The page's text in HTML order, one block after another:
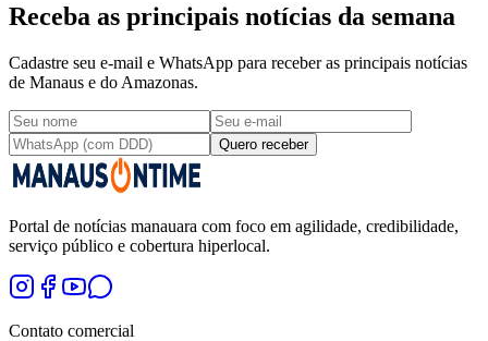
Receba as principais notícias da semana
Cadastre seu e-mail e WhatsApp para receber as principais notícias
de Manaus e do Amazonas.
Quero receber
Portal de notícias manauara com foco em agilidade, credibilidade,
serviço público e cobertura hiperlocal.
Contato comercial